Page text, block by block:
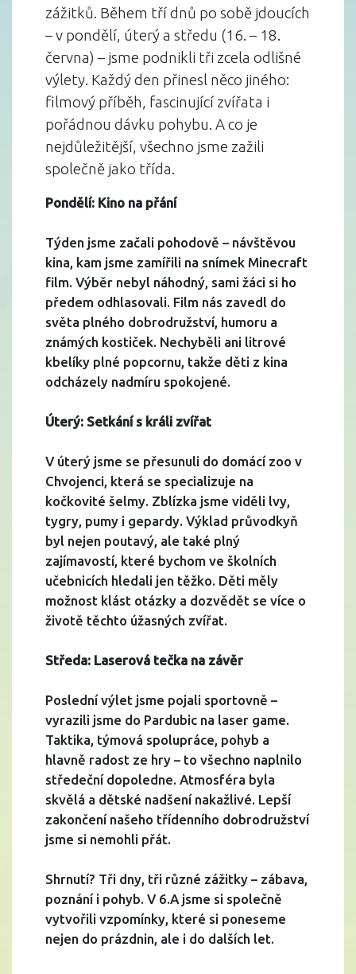
zážitků. Během tří dnů po sobě jdoucích
– v pondělí, úterý a středu (16. – 18.
června) – jsme podnikli tři zcela odlišné
výlety. Každý den přinesl něco jiného:
filmový příběh, fascinující zvířata i
pořádnou dávku pohybu. A co je
nejdůležitější, všechno jsme zažili
společně jako třída.
Pondělí: Kino na přání
Týden jsme začali pohodově – návštěvou
kina, kam jsme zamířili na snímek Minecraft
film. Výběr nebyl náhodný, sami žáci si ho
předem odhlasovali. Film nás zavedl do
světa plného dobrodružství, humoru a
známých kostiček. Nechyběli ani litrové
kbelíky plné popcornu, takže děti z kina
odcházely nadmíru spokojené.
Úterý: Setkání s králi zvířat
V úterý jsme se přesunuli do domácí zoo v
Chvojenci, která se specializuje na
kočkovité šelmy. Zblízka jsme viděli lvy,
tygry, pumy i gepardy. Výklad průvodkyň
byl nejen poutavý, ale také plný
zajímavostí, které bychom ve školních
učebnicích hledali jen těžko. Děti měly
možnost klást otázky a dozvědět se více o
životě těchto úžasných zvířat.
Středa: Laserová tečka na závěr
Poslední výlet jsme pojali sportovně –
vyrazili jsme do Pardubic na laser game.
Taktika, týmová spolupráce, pohyb a
hlavně radost ze hry – to všechno naplnilo
středeční dopoledne. Atmosféra byla
skvělá a dětské nadšení nakažlivé. Lepší
zakončení našeho třídenního dobrodružství
jsme si nemohli přát.
Shrnutí? Tři dny, tři různé zážitky – zábava,
poznání i pohyb. V 6.A jsme si společně
vytvořili vzpomínky, které si poneseme
nejen do prázdnin, ale i do dalších let.